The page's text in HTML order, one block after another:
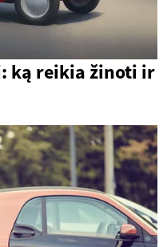
ką reikia žinoti ir